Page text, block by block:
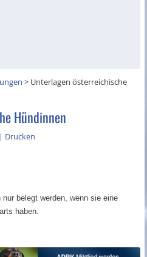
> Unterlagen österreichische
Hündinnen
Drucken
belegt werden, wenn sie eine
haben.